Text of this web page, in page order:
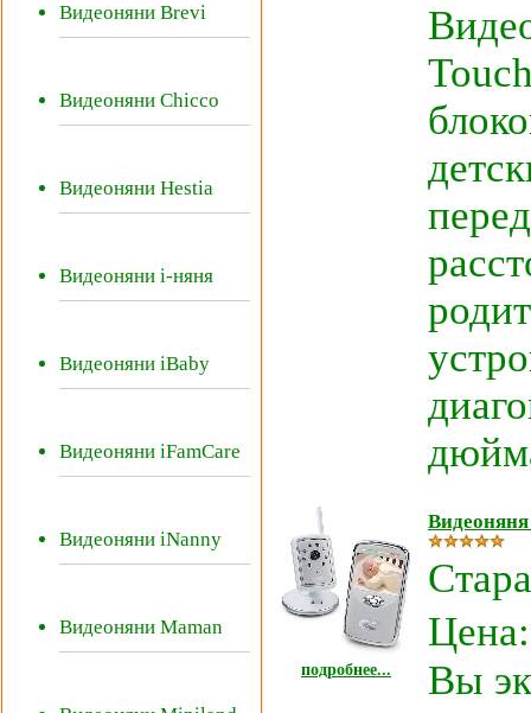
Видеоняни Brevi
Видеоняни Chicco
Видеоняни Hestia
Видеоняни i-няня
Видеоняни iBaby
Видеоняни iFamCare
Видеоняни iNanny
Видеоняни Maman
подробнее...
Вы